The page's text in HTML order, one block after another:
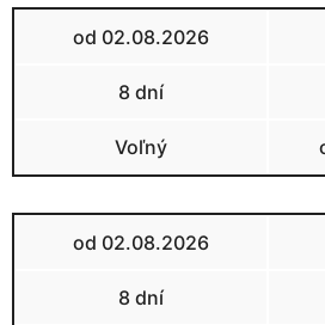
od 02.08.2026
8 dní
Voľný
od 02.08.2026
8 dní